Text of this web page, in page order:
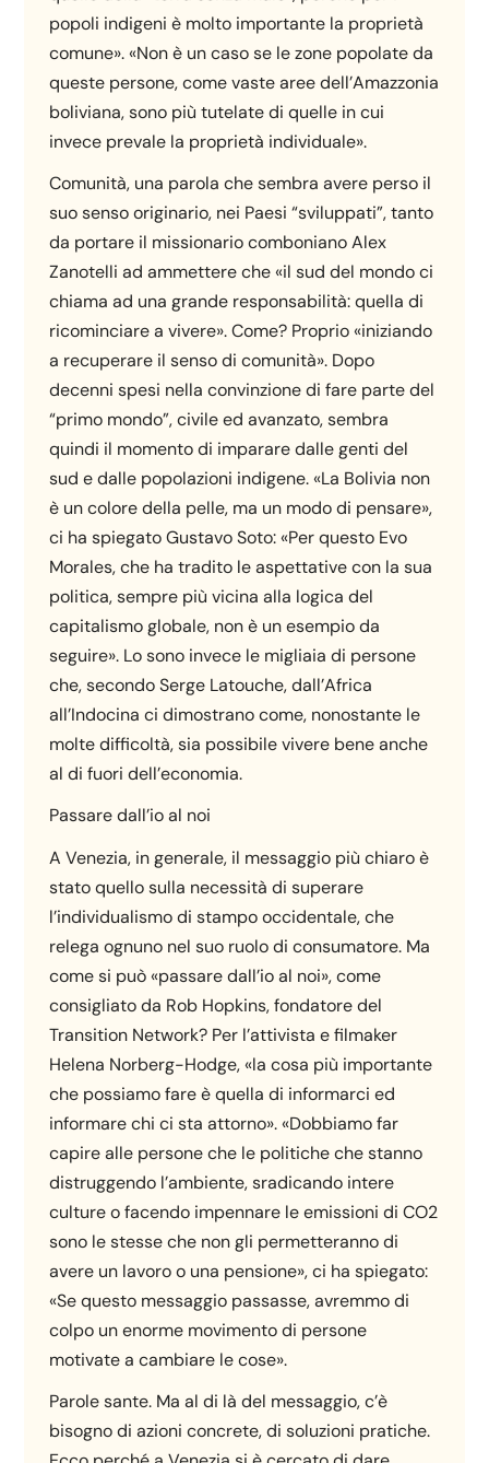
popoli indigeni è molto importante la proprietà
comune». «Non è un caso se le zone popolate da
queste persone, come vaste aree dell’Amazzonia
boliviana, sono più tutelate di quelle in cui
invece prevale la proprietà individuale».
Comunità, una parola che sembra avere perso il
suo senso originario, nei Paesi “sviluppati”, tanto
da portare il missionario comboniano Alex
Zanotelli ad ammettere che «il sud del mondo ci
chiama ad una grande responsabilità: quella di
ricominciare a vivere». Come? Proprio «iniziando
a recuperare il senso di comunità». Dopo
decenni spesi nella convinzione di fare parte del
“primo mondo”, civile ed avanzato, sembra
quindi il momento di imparare dalle genti del
sud e dalle popolazioni indigene. «La Bolivia non
è un colore della pelle, ma un modo di pensare»,
ci ha spiegato Gustavo Soto: «Per questo Evo
Morales, che ha tradito le aspettative con la sua
politica, sempre più vicina alla logica del
capitalismo globale, non è un esempio da
seguire». Lo sono invece le migliaia di persone
che, secondo Serge Latouche, dall’Africa
all’Indocina ci dimostrano come, nonostante le
molte difficoltà, sia possibile vivere bene anche
al di fuori dell’economia.
Passare dall’io al noi
A Venezia, in generale, il messaggio più chiaro è
stato quello sulla necessità di superare
l’individualismo di stampo occidentale, che
relega ognuno nel suo ruolo di consumatore. Ma
come si può «passare dall’io al noi», come
consigliato da Rob Hopkins, fondatore del
Transition Network? Per l’attivista e filmaker
Helena Norberg-Hodge, «la cosa più importante
che possiamo fare è quella di informarci ed
informare chi ci sta attorno». «Dobbiamo far
capire alle persone che le politiche che stanno
distruggendo l’ambiente, sradicando intere
culture o facendo impennare le emissioni di CO2
sono le stesse che non gli permetteranno di
avere un lavoro o una pensione», ci ha spiegato:
«Se questo messaggio passasse, avremmo di
colpo un enorme movimento di persone
motivate a cambiare le cose».
Parole sante. Ma al di là del messaggio, c’è
bisogno di azioni concrete, di soluzioni pratiche.